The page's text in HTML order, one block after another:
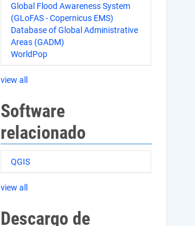
Global Flood Awareness System
(GLoFAS - Copernicus EMS)
Database of Global Administrative
Areas (GADM)
WorldPop
view all
Software
relacionado
QGIS
view all
Descargo de